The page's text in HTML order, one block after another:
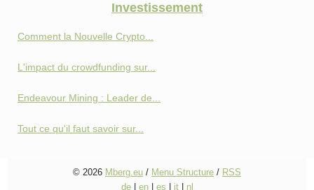
Investissement
Comment la Nouvelle Crypto...
L'impact du crowdfunding sur...
Endeavour Mining : Leader de...
Tout ce qu'il faut savoir sur...
© 2026 Mberg.eu / Menu Structure / RSS
de| en| es it| nl